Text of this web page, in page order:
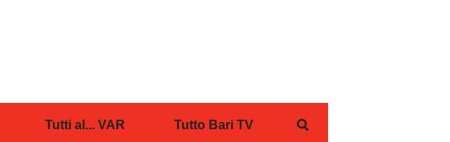
Tutti al... VAR Tutto Bari TV